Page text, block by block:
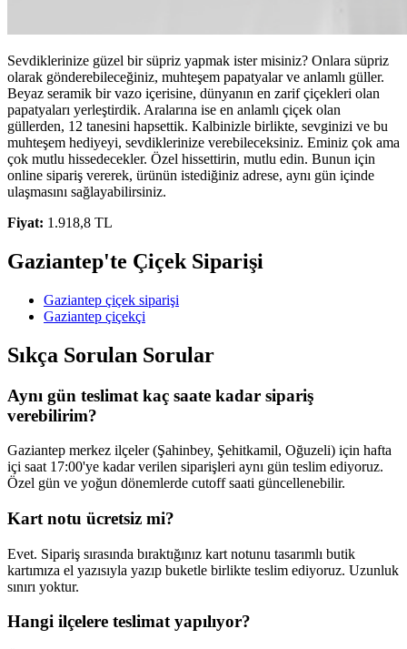
Sevdiklerinize güzel bir süpriz yapmak ister misiniz? Onlara süpriz
olarak gönderebileceğiniz, muhteşem papatyalar ve anlamlı güller.
Beyaz seramik bir vazo içerisine, dünyanın en zarif çiçekleri olan
papatyaları yerleştirdik. Aralarına ise en anlamlı çiçek olan
güllerden, 12 tanesini hapsettik. Kalbinizle birlikte, sevginizi ve bu
muhteşem hediyeyi, sevdiklerinize verebileceksiniz. Eminiz çok ama
çok mutlu hissedecekler. Özel hissettirin, mutlu edin. Bunun için
online sipariş vererek, ürünün istediğiniz adrese, aynı gün içinde
ulaşmasını sağlayabilirsiniz.
Fiyat: 1.918,8 TL
Gaziantep'te Çiçek Siparişi
Gaziantep çiçek siparişi
Gaziantep çiçekçi
Sıkça Sorulan Sorular
Aynı gün teslimat kaç saate kadar sipariş
verebilirim?
Gaziantep merkez ilçeler (Şahinbey, Şehitkamil, Oğuzeli) için hafta
içi saat 17:00'ye kadar verilen siparişleri aynı gün teslim ediyoruz.
Özel gün ve yoğun dönemlerde cutoff saati güncellenebilir.
Kart notu ücretsiz mi?
Evet. Sipariş sırasında bıraktığınız kart notunu tasarımlı butik
kartımıza el yazısıyla yazıp buketle birlikte teslim ediyoruz. Uzunluk
sınırı yoktur.
Hangi ilçelere teslimat yapılıyor?